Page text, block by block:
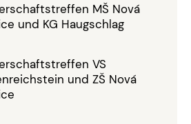
MŠ Nová
und KG Haugschlag
VS
und ZŠ Nová